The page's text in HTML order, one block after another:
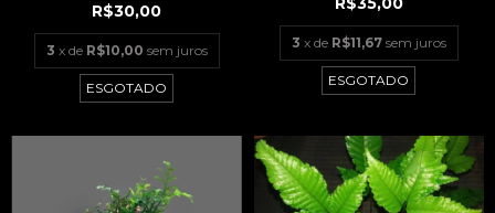
R$30,00
3 x de R$10,00 sem juros
ESGOTADO
3 x de R$11,67 sem juros
ESGOTADO